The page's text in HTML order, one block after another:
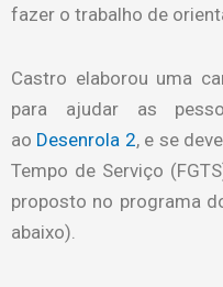
fazer o trabalho de
Castro elaborou uma
para ajudar as
ao Desenrola 2, e se
Tempo de Serviço
proposto no programa
abaixo).